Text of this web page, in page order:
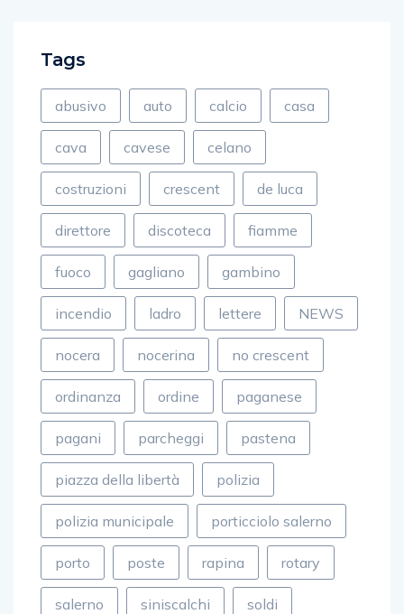
Tags
abusivo auto calcio casa
cava cavese celano
costruzioni crescent de luca
direttore discoteca fiamme
fuoco gagliano gambino
incendio ladro lettere NEWS
nocera nocerina no crescent
ordinanza ordine paganese
pagani parcheggi pastena
piazza della libertà polizia
polizia municipale porticciolo salerno
porto poste rapina rotary
salerno siniscalchi soldi